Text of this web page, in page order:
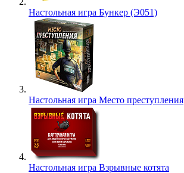
Настольная игра Бункер (Э051)
Настольная игра Место преступления
Настольная игра Взрывные котята